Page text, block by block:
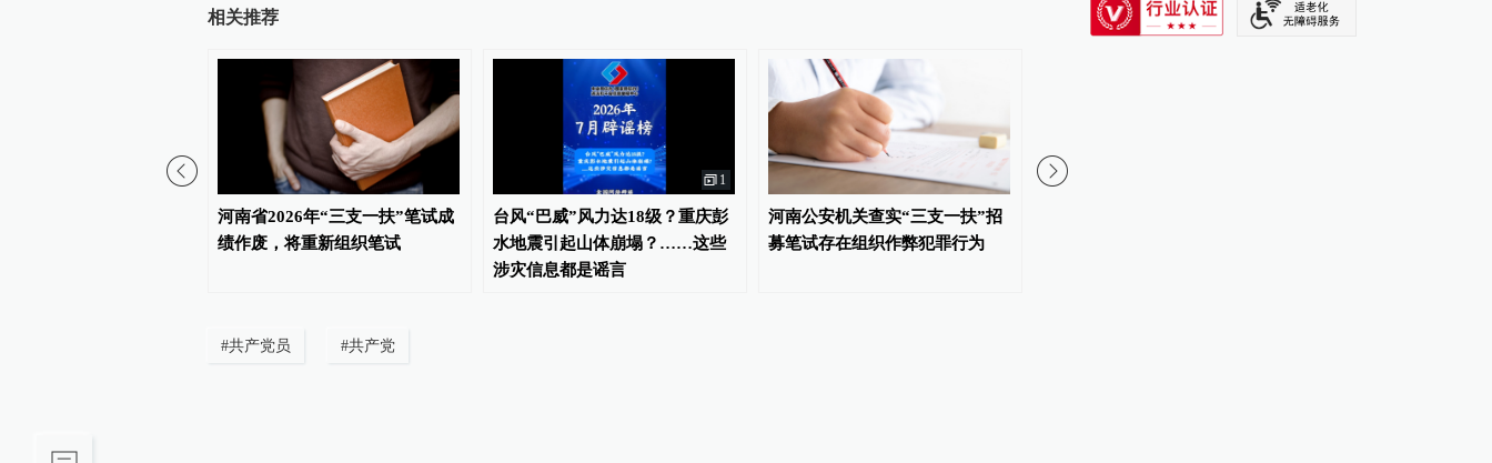
相关推荐
河南省2026年“三支一扶”笔试成
绩作废，将重新组织笔试
1
台风“巴威”风力达18级？重庆彭
水地震引起山体崩塌？……这些
涉灾信息都是谣言
河南公安机关查实“三支一扶”招
募笔试存在组织作弊犯罪行为
#共产党员 #共产党